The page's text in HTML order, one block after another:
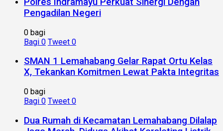
Pengadilan Negeri
0 bagi
Bagi 0 Tweet 0
SMAN 1 Lemahabang Gelar Rapat Ortu Kelas
X, Tekankan Komitmen Lewat Pakta Integritas
0 bagi
Bagi 0 Tweet 0
Dua Rumah di Kecamatan Lemahabang Dilalap